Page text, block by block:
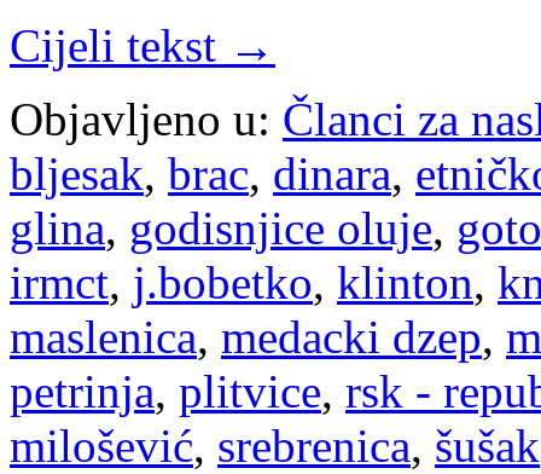
Cijeli tekst →
Objavljeno u: Članci za
bljesak, brac, dinara,
glina, godisnjice oluje,
irmct, j.bobetko, klinton,
maslenica, medacki dzep,
petrinja, plitvice, rsk -
milošević, srebrenica, šušak